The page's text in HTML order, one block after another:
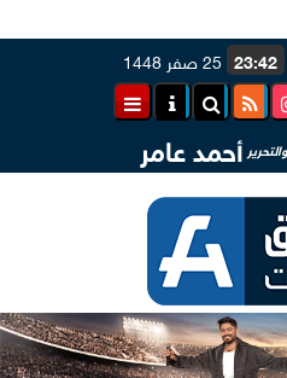
23:42 25 صفر 1448
أحمد عامر